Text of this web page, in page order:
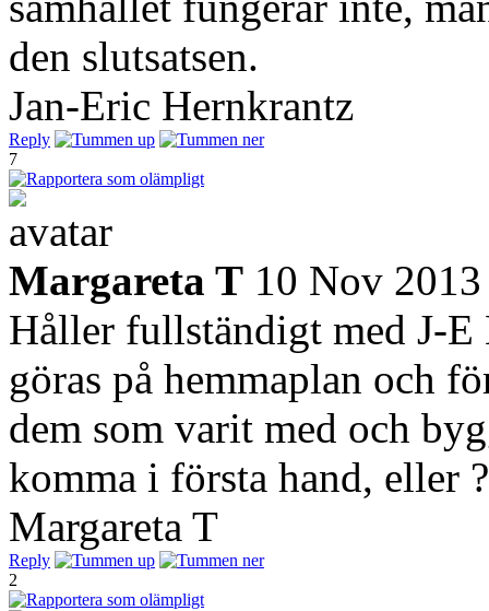
den slutsatsen.
Jan-Eric Hernkrantz
Reply
7
Margareta T 10 Nov 2013
Håller fullständigt med J-E
göras på hemmaplan och
dem som varit med och
komma i första hand, eller
Margareta T
Reply
2